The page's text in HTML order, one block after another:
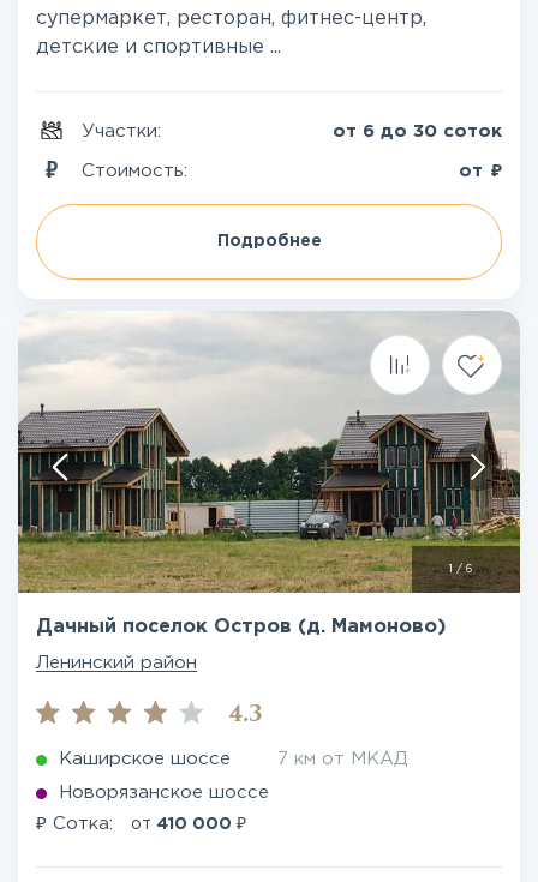
супермаркет, ресторан, фитнес-центр,
детские и спортивные ...
Участки: от 6 до 30 соток
Стоимость: от ₽
Подробнее
1/6
Дачный поселок Остров (д. Мамоново)
Ленинский район
4.3
Каширское шоссе 7 км от МКАД
Новорязанское шоссе
₽ Сотка: от 410 000 ₽